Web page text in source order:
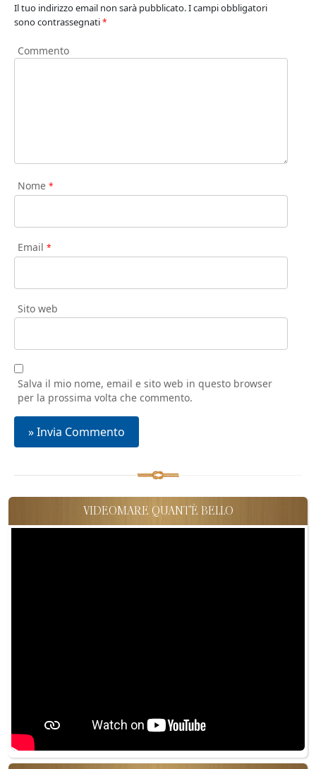
Il tuo indirizzo email non sarà pubblicato.I campi obbligatori
sono contrassegnati*
Commento
Nome *
Email *
Sito web
Salva il mio nome, email e sito web in questo browser
per la prossima volta che commento.
VIDEOMARE QUANT'È BELLO